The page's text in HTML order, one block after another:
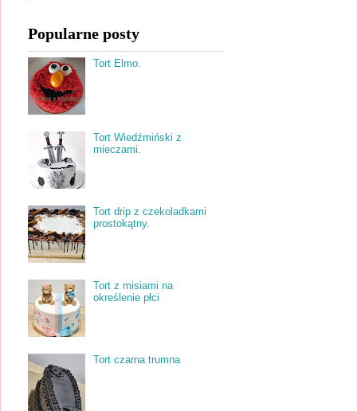
Popularne posty
Tort Elmo.
Tort Wiedźmiński z
mieczami.
Tort drip z czekoladkami
prostokątny.
Tort z misiami na
określenie płci
Tort czarna trumna